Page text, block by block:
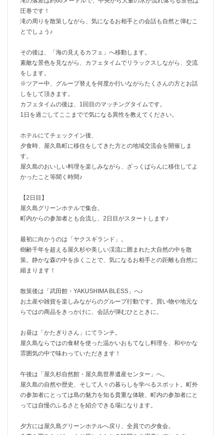
圧巻です！
滝の周りを散策しながら、気になるお相手との会話も自然と弾むこ
とでしょう♪
その後は、「海の見えるカフェ」へ移動します。
素敵な景色を見ながら、カフェタイムでリラックスしながら、交流
をします。
※ツアー中、グループ替えを何度か行いながらたくさんの方とお話
しをして頂きます。
カフェタイムの後は、1回目のマッチングタイムです。
1日を過ごしてここまでで気になる異性を教えてください。
ホテルにてチェックイン後、
夕食時、屋久島町に移住をしてきた方との地域交流会を開催しま
す。
屋久島のおいしい料理を楽しみながら、ざっくばらんに移住してよ
かったこと等聞く時間♪
【2日目】
屋久島グリーンホテルで集合。
町内からの参加者とも合流し、2日目がスタートします♪
最初に向かうのは「ヤクスギランド」。
樹齢千年を超える屋久杉や美しい渓流に囲まれた大自然の中を散
策。静かな森の中を歩くことで、気になるお相手との距離も自然に
縮まります！
散策後は「武田館・YAKUSHIMA BLESS」へ♪
お土産や雑貨を楽しみながらのグループ行動です。買い物や地元な
らではの商品をきっかけに、会話が弾むひとときに。
お昼は「かたぎりさん」にてランチ。
屋久島ならではの食材を使った温かいおもてなし料理を、和やかな
雰囲気の中で味わっていただきます！
午後は「屋久杉自然館・屋久島世界遺産センター」へ。
屋久島の自然や歴史、そして人々の暮らしを学べるスポット。町外
の参加者にとっては島の魅力を知る貴重な体験、町内の参加者にと
っては自慢のふるさとを紹介できる場になります。
夕方には屋久島グリーンホテルへ戻り、全員での夕食会。